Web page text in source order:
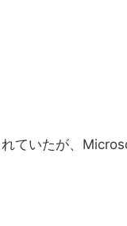
ていたが、